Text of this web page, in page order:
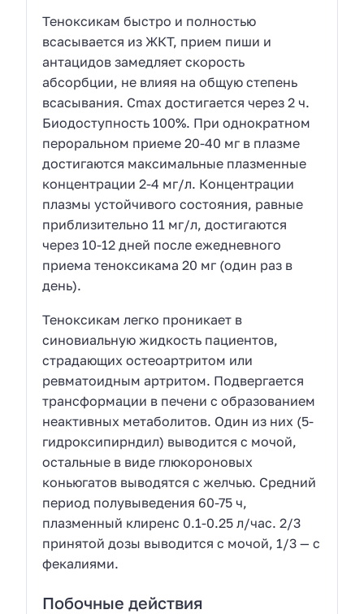
Теноксикам быстро и полностью
всасывается из ЖКТ, прием пиши и
антацидов замедляет скорость
абсорбции, не влияя на общую степень
всасывания. Сmax достигается через 2 ч.
Биодоступность 100%. При однократном
пероральном приеме 20-40 мг в плазме
достигаются максимальные плазменные
концентрации 2-4 мг/л. Концентрации
плазмы устойчивого состояния, равные
приблизительно 11 мг/л, достигаются
через 10-12 дней после ежедневного
приема теноксикама 20 мг (один раз в
день).
Теноксикам легко проникает в
синовиальную жидкость пациентов,
страдающих остеоартритом или
ревматоидным артритом. Подвергается
трансформации в печени с образованием
неактивных метаболитов. Один из них (5-
гидроксипирндил) выводится с мочой,
остальные в виде глюкороновых
коньюгатов выводятся с желчью. Средний
период полувыведения 60-75 ч,
плазменный клиренс 0.1-0.25 л/час. 2/3
принятой дозы выводится с мочой, 1/3 — с
фекалиями.
Побочные действия